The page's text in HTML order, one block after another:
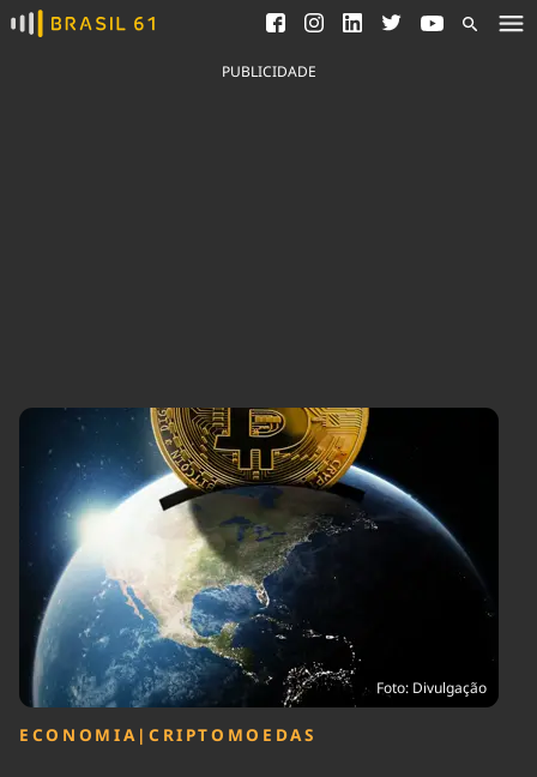
Ver todas as notícias
Saneamento
Indicadores
Agronegócios
Brasil
Brasil Mineral
Ciência &
Tecnologia
Cinema
Comportamento
Cultura
Economia
Educação
Infraestrutura
Internacional
Meio Ambiente
Podcast
Política
Saúde
PUBLICIDADE
Foto: Divulgação
ECONOMIA | CRIPTOMOEDAS